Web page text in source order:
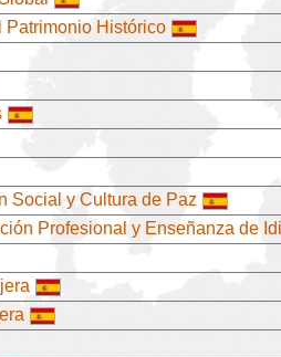
Patrimonio Histórico
Social y Cultura de Paz
Profesional y Enseñanza de